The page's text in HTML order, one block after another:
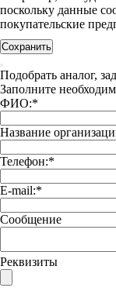
поскольку данные
покупательские
Сохранить
Подобрать аналог,
Заполните
ФИО:*
Название
Телефон:*
E-mail:*
Сообщение
Реквизиты